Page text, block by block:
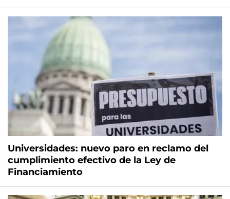
Universidades: nuevo paro en reclamo del
cumplimiento efectivo de la Ley de
Financiamiento